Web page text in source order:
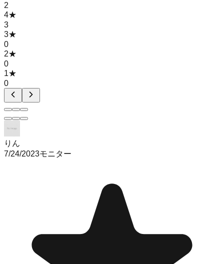
2
4★
3
3★
0
2★
0
1★
0
りん
7/24/2023モニター